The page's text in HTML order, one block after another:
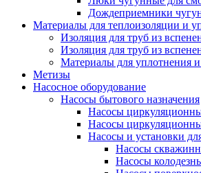
Дождеприемники
Материалы для теплоизоляции и
Изоляция для труб из
Изоляция для труб из
Материалы для уплотнения
Метизы
Насосное оборудование
Насосы бытового назначения
Насосы
Насосы
Насосы и установки
Насосы
Насосы